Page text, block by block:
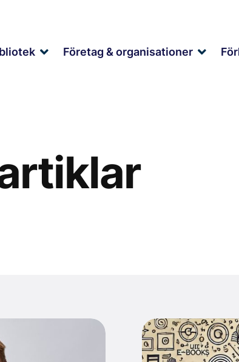
ExpandFöretag & organisationer